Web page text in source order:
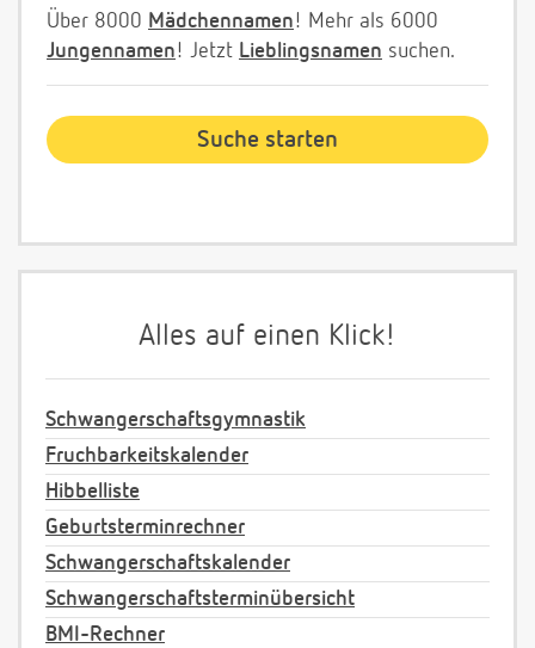
Über 8000 Mädchennamen! Mehr als 6000
Jungennamen! Jetzt Lieblingsnamen suchen.
Alles auf einen Klick!
Schwangerschaftsgymnastik
Fruchbarkeitskalender
Hibbelliste
Geburtsterminrechner
Schwangerschaftskalender
Schwangerschaftsterminübersicht
BMI-Rechner